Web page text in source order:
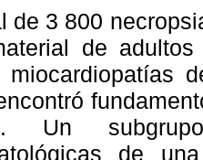
de 3 800
de
miocardiopatías
Un
de